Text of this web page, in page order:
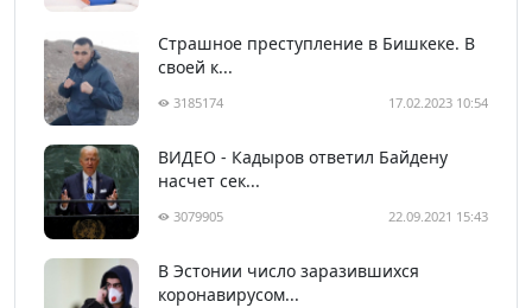
Страшное преступление в Бишкеке. В
своей к...
3185174 17.02.2023 10:54
ВИДЕО - Кадыров ответил Байдену
насчет сек...
3079905 22.09.2021 15:43
В Эстонии число заразившихся
коронавирусом...